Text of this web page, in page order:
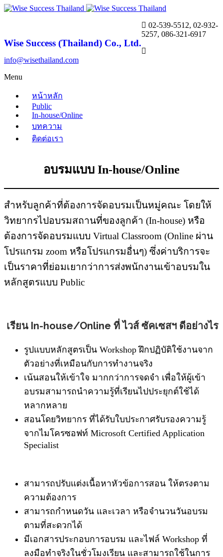
Wise Success (Thailand) Co., Ltd.
02-539-5512, 02-932-
5257, 086-321-6917
info@wisethailand.com
Menu
หน้าหลัก
Public
In-house/Online
บทความ
ติดต่อเรา
อบรมแบบ In-house/Online
สำหรับลูกค้าที่ต้องการจัดอบรมเป็นหมู่คณะ โดยให้
วิทยากรไปอบรมสถานที่ของลูกค้า (In-house) หรือ
ต้องการจัดอบรมแบบ Virtual Classroom (Online ผ่าน
โปรแกรม zoom หรือโปรแกรมอื่นๆ) ซึ่งค่าบริการจะ
เป็นราคาที่ย่อมเยากว่าการส่งพนักงานเข้าอบรมใน
หลักสูตรแบบ Public
เรียน In-house/Online ที่ ไวส์ ซัคเซสฯ ดีอย่างไร
รูปแบบหลักสูตรเป็น Workshop ฝึกปฏิบัติใช้งานจาก
ตัวอย่างที่เหมือนกับการทำงานจริง
เน้นสอนให้เข้าใจ มากกว่าการจดจำ เพื่อให้ผู้เข้า
อบรมสามารถนำความรู้ที่เรียนไปประยุกต์ใช้ได้
หลากหลาย
สอนโดยวิทยากร ที่ได้รับใบประกาศรับรองความรู้
จากไมโครซอฟท์ Microsoft Certified Application
Specialist
สามารถปรับแต่งเนื้อหาหัวข้อการสอน ให้ตรงตาม
ความต้องการ
สามารถกำหนดวัน และเวลา หรือจำนวนวันอบรม
ตามที่สะดวกได้
มีเอกสารประกอบการอบรม และไฟล์ Workshop ที่
ลงมือทำจริงในชั่วโมงเรียน และสามารถใช้ในการ